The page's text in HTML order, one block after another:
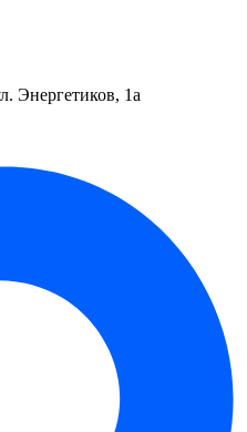
Энергетиков, 1а